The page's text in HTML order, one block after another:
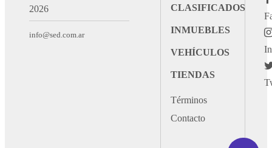
2026
info@sed.com.ar
CLASIFICADOS
INMUEBLES
VEHÍCULOS
TIENDAS
Términos
Contacto